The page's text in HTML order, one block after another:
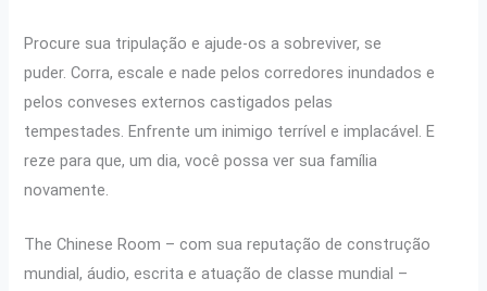
Procure sua tripulação e ajude-os a sobreviver, se
puder. Corra, escale e nade pelos corredores inundados e
pelos conveses externos castigados pelas
tempestades. Enfrente um inimigo terrível e implacável. E
reze para que, um dia, você possa ver sua família
novamente.
The Chinese Room – com sua reputação de construção
mundial, áudio, escrita e atuação de classe mundial –